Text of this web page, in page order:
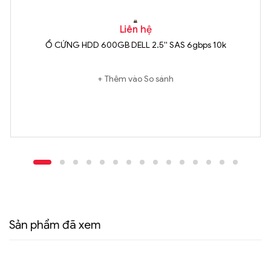
Liên hệ
Ổ CỨNG HDD 600GB DELL 2.5'' SAS 6gbps 10k
Thêm vào So sánh
Sản phẩm đã xem